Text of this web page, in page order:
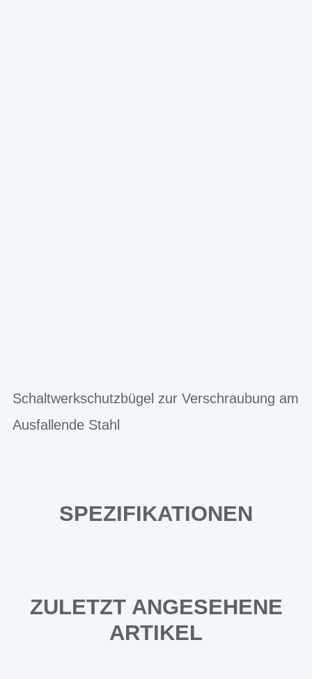
Schaltwerkschutzbügel zur Verschraubung am
Ausfallende Stahl
SPEZIFIKATIONEN
ZULETZT ANGESEHENE
ARTIKEL